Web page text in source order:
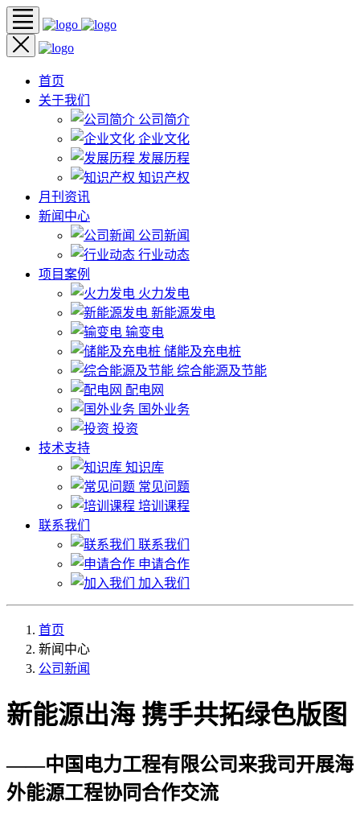
首页
关于我们
公司简介
企业文化
发展历程
知识产权
月刊资讯
新闻中心
公司新闻
行业动态
项目案例
火力发电
新能源发电
输变电
储能及充电桩
综合能源及节能
配电网
国外业务
投资
技术支持
知识库
常见问题
培训课程
联系我们
联系我们
申请合作
加入我们
首页
新闻中心
公司新闻
新能源出海 携手共拓绿色版图
——中国电力工程有限公司来我司开展海
外能源工程协同合作交流